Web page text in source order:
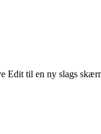
Edit til en ny slags